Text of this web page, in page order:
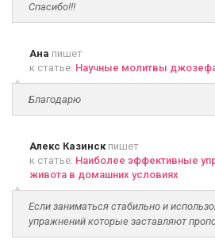
Спасибо!!!
Ана пишет
к статье: Научные молитвы
Благодарю
Алекс Казинскпишет
к статье: Наиболее эффективные
живота в домашних условиях
Если заниматься стабильно и
упражнений которые заставляют